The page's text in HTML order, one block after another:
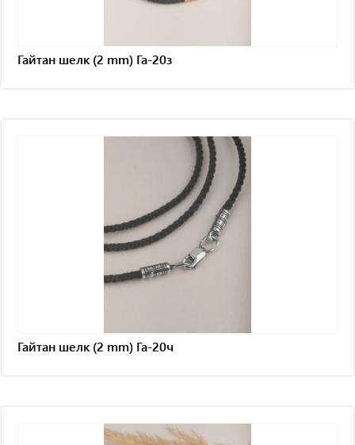
Гайтан шелк (2 mm) Га-20з
Гайтан шелк (2 mm) Га-20ч